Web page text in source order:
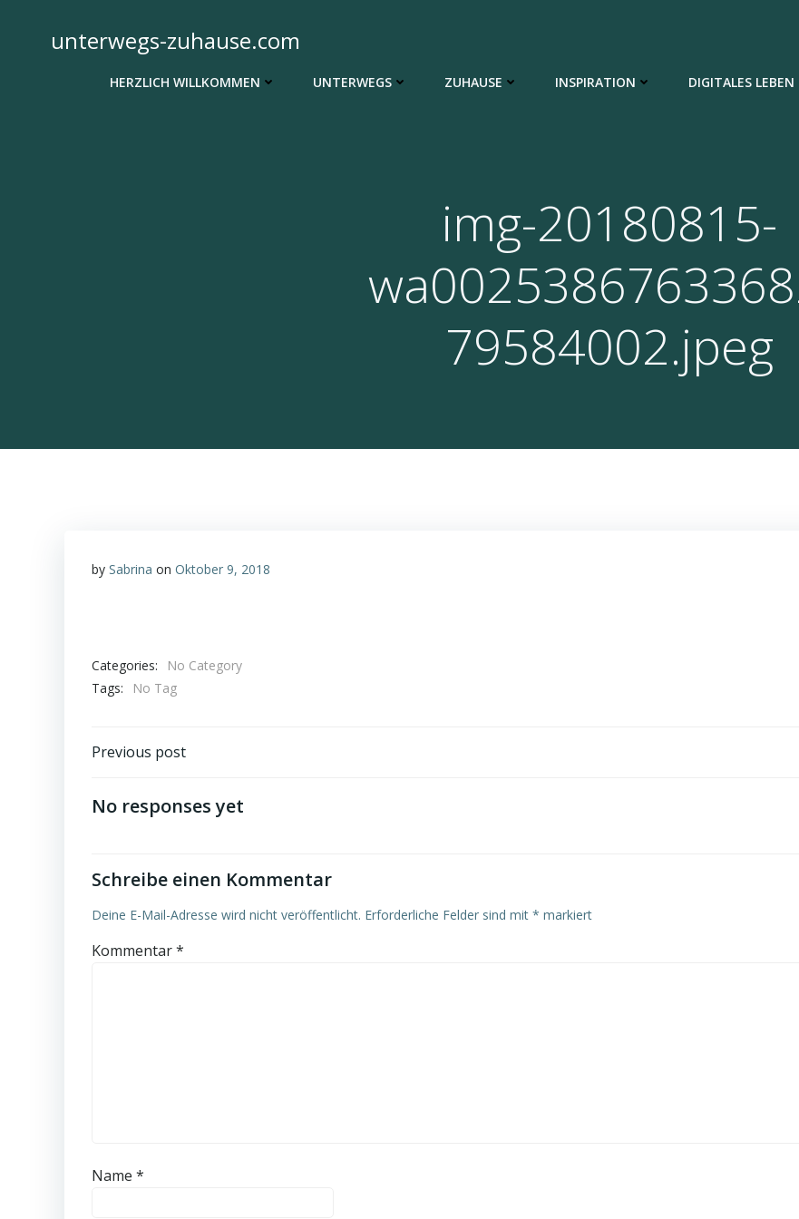
springenunterwegs-zuhause.com
HERZLICH WILLKOMMEN UNTERWEGS ZUHAUSE INSPIRATION DIGITALES LEBEN
img-20180815-
79584002.jpeg
by Sabrina on Oktober 9, 2018
Categories:
No Category
Tags:
No Tag
Post
navigation
Previous post
No responses yet
Schreibe einen Kommentar
Deine E-Mail-Adresse wird nicht veröffentlicht. Erforderliche Felder sind mit * markiert
Kommentar*
Name *